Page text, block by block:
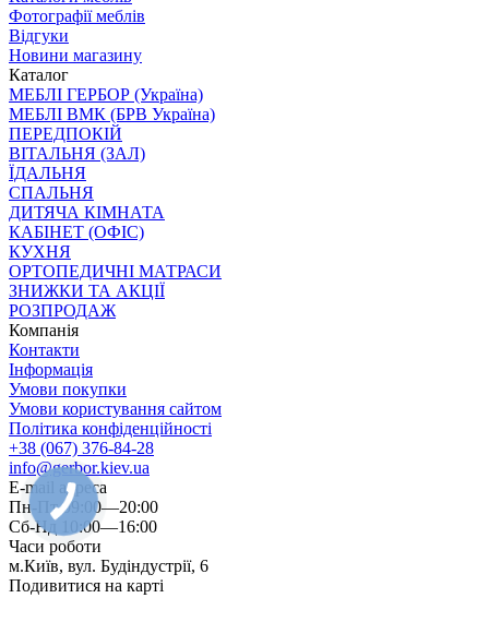
Фотографії меблів
Відгуки
Новини магазину
Каталог
МЕБЛІ ГЕРБОР (Україна)
МЕБЛІ ВМК (БРВ Україна)
ПЕРЕДПОКІЙ
ВІТАЛЬНЯ (ЗАЛ)
ЇДАЛЬНЯ
СПАЛЬНЯ
ДИТЯЧА КІМНАТА
КАБІНЕТ (ОФІС)
КУХНЯ
ОРТОПЕДИЧНІ МАТРАСИ
ЗНИЖКИ ТА АКЦІЇ
РОЗПРОДАЖ
Компанія
Контакти
Інформація
Умови покупки
Умови користування сайтом
Політика конфіденційності
+38 (067) 376-84-28
info@gerbor.kiev.ua
E-mail адреса
Пн-Пт 09:00—20:00
Сб-Нд 10:00—16:00
Часи роботи
м.Київ, вул. Будіндустрії, 6
Подивитися на карті